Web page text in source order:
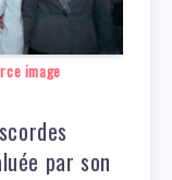
image
par son